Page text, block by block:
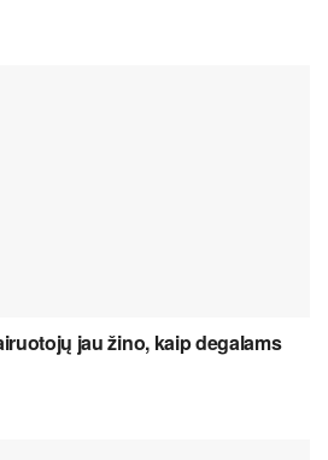
jau žino, kaip degalams